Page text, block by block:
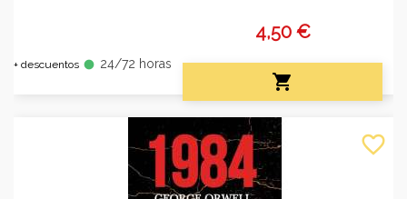
+ descuentos fiber_manual_record 24/72 horas
4,50 €

favorite_border